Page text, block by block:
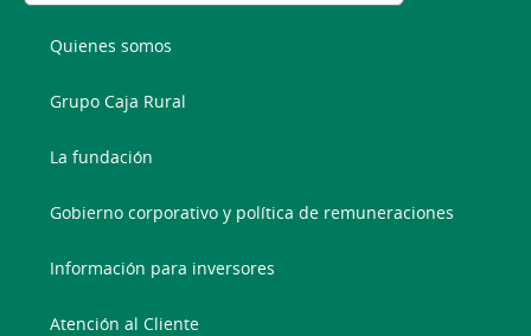
Quienes somos
Grupo Caja Rural
La fundación
Gobierno corporativo y política de remuneraciones
Información para inversores
Atención al Cliente